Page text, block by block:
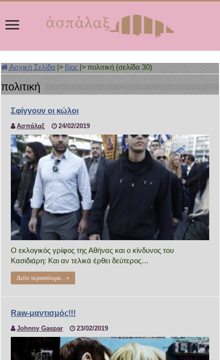
Αρχική Σελίδα |> βίος |>πολιτική (σελίδα 30)
πολιτική
Σφίγγουν οι κώλοι
Ασπάλαξ 24/02/2019
Ο εκλογικός γρίφος της Αθήνας και ο κίνδυνος του
Κασιδιάρη: Και αν τελικά έρθει δεύτερος…
Δείτε περισσότερα... »
Raw-μαντισμός!!!
Johnny Gaspar 23/02/2019